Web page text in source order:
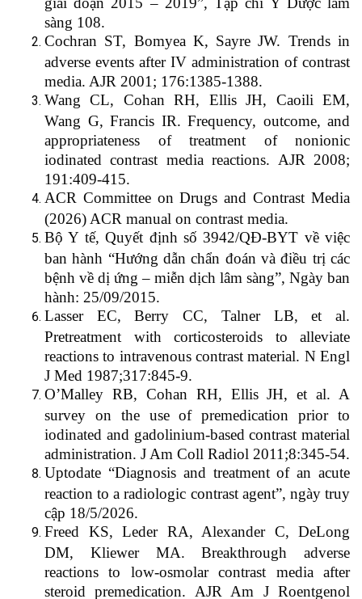
sàng 108.
Cochran ST, Bomyea K, Sayre JW. Trends in
adverse events after IV administration of contrast
media. AJR 2001; 176:1385-1388.
Wang CL, Cohan RH, Ellis JH, Caoili EM,
Wang G, Francis IR. Frequency, outcome, and
appropriateness of treatment of nonionic
iodinated contrast media reactions. AJR 2008;
191:409-415.
ACR Committee on Drugs and Contrast Media
(2026) ACR manual on contrast media.
Bộ Y tế, Quyết định số 3942/QĐ-BYT về việc
ban hành “Hướng dẫn chẩn đoán và điều trị các
bệnh về dị ứng – miễn dịch lâm sàng”, Ngày ban
hành: 25/09/2015.
Lasser EC, Berry CC, Talner LB, et al.
Pretreatment with corticosteroids to alleviate
reactions to intravenous contrast material. N Engl
J Med 1987;317:845-9.
O’Malley RB, Cohan RH, Ellis JH, et al. A
survey on the use of premedication prior to
iodinated and gadolinium-based contrast material
administration. J Am Coll Radiol 2011;8:345-54.
Uptodate “Diagnosis and treatment of an acute
reaction to a radiologic contrast agent”, ngày truy
cập 18/5/2026.
Freed KS, Leder RA, Alexander C, DeLong
DM, Kliewer MA. Breakthrough adverse
reactions to low-osmolar contrast media after
steroid premedication. AJR Am J Roentgenol